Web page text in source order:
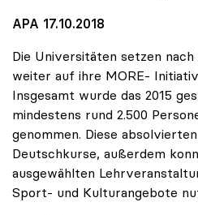
APA 17.10.2018
Die Universitäten setzen nach
weiter auf ihre MORE-
Insgesamt wurde das 2015
mindestens rund 2.500
genommen. Diese
Deutschkurse, außerdem
ausgewählten
Sport- und Kulturangebote